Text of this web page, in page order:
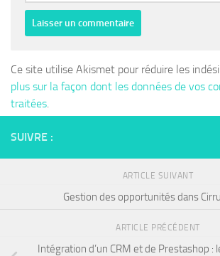
Ce site utilise Akismet pour réduire les
plus sur la façon dont les données de vos
traitées.
SUIVRE :
ARTICLE SUIVANT
Gestion des opportunités dans
ARTICLE PRÉCÉDENT
Intégration d’un CRM et de Prestashop :